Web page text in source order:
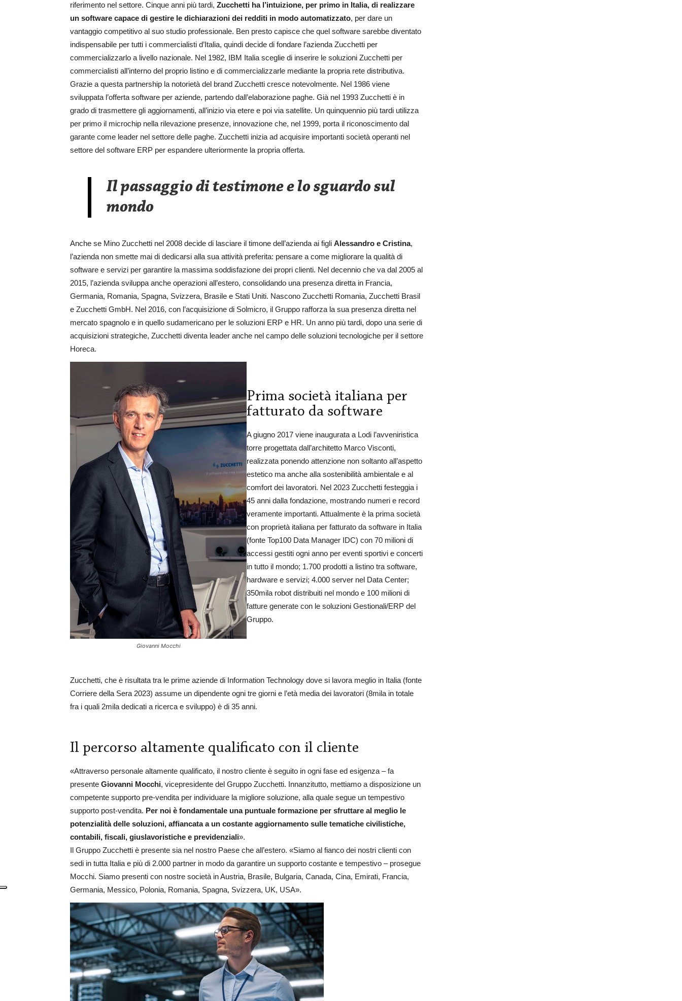
riferimento nel settore. Cinque anni più tardi, Zucchetti ha l’intuizione, per primo in Italia, di realizzare
un software capace di gestire le dichiarazioni dei redditi in modo automatizzato, per dare un
vantaggio competitivo al suo studio professionale. Ben presto capisce che quel software sarebbe diventato
indispensabile per tutti i commercialisti d’Italia, quindi decide di fondare l’azienda Zucchetti per
commercializzarlo a livello nazionale. Nel 1982, IBM Italia sceglie di inserire le soluzioni Zucchetti per
commercialisti all’interno del proprio listino e di commercializzarle mediante la propria rete distributiva.
Grazie a questa partnership la notorietà del brand Zucchetti cresce notevolmente. Nel 1986 viene
sviluppata l’offerta software per aziende, partendo dall’elaborazione paghe. Già nel 1993 Zucchetti è in
grado di trasmettere gli aggiornamenti, all’inizio via etere e poi via satellite. Un quinquennio più tardi utilizza
per primo il microchip nella rilevazione presenze, innovazione che, nel 1999, porta il riconoscimento dal
garante come leader nel settore delle paghe. Zucchetti inizia ad acquisire importanti società operanti nel
settore del software ERP per espandere ulteriormente la propria offerta.
Il passaggio di testimone e lo sguardo sul
mondo
Anche se Mino Zucchetti nel 2008 decide di lasciare il timone dell’azienda ai figli Alessandro e Cristina,
l’azienda non smette mai di dedicarsi alla sua attività preferita: pensare a come migliorare la qualità di
software e servizi per garantire la massima soddisfazione dei propri clienti. Nel decennio che va dal 2005 al
2015, l’azienda sviluppa anche operazioni all’estero, consolidando una presenza diretta in Francia,
Germania, Romania, Spagna, Svizzera, Brasile e Stati Uniti. Nascono Zucchetti Romania, Zucchetti Brasil
e Zucchetti GmbH. Nel 2016, con l’acquisizione di Solmicro, il Gruppo rafforza la sua presenza diretta nel
mercato spagnolo e in quello sudamericano per le soluzioni ERP e HR. Un anno più tardi, dopo una serie di
acquisizioni strategiche, Zucchetti diventa leader anche nel campo delle soluzioni tecnologiche per il settore
Horeca.
Giovanni Mocchi
Prima società italiana per
fatturato da software
A giugno 2017 viene inaugurata a Lodi l’avveniristica
torre progettata dall’architetto Marco Visconti,
realizzata ponendo attenzione non soltanto all’aspetto
estetico ma anche alla sostenibilità ambientale e al
comfort dei lavoratori. Nel 2023 Zucchetti festeggia i
45 anni dalla fondazione, mostrando numeri e record
veramente importanti. Attualmente è la prima società
con proprietà italiana per fatturato da software in Italia
(fonte Top100 Data Manager IDC) con 70 milioni di
accessi gestiti ogni anno per eventi sportivi e concerti
in tutto il mondo; 1.700 prodotti a listino tra software,
hardware e servizi; 4.000 server nel Data Center;
350mila robot distribuiti nel mondo e 100 milioni di
fatture generate con le soluzioni Gestionali/ERP del
Gruppo.
Zucchetti, che è risultata tra le prime aziende di Information Technology dove si lavora meglio in Italia (fonte
Corriere della Sera 2023) assume un dipendente ogni tre giorni e l’età media dei lavoratori (8mila in totale
fra i quali 2mila dedicati a ricerca e sviluppo) è di 35 anni.
Il percorso altamente qualificato con il cliente
«Attraverso personale altamente qualificato, il nostro cliente è seguito in ogni fase ed esigenza – fa
presente Giovanni Mocchi, vicepresidente del Gruppo Zucchetti. Innanzitutto, mettiamo a disposizione un
competente supporto pre-vendita per individuare la migliore soluzione, alla quale segue un tempestivo
supporto post-vendita. Per noi è fondamentale una puntuale formazione per sfruttare al meglio le
potenzialità delle soluzioni, affiancata a un costante aggiornamento sulle tematiche civilistiche,
contabili, fiscali, giuslavoristiche e previdenziali».
Il Gruppo Zucchetti è presente sia nel nostro Paese che all’estero. «Siamo al fianco dei nostri clienti con
sedi in tutta Italia e più di 2.000 partner in modo da garantire un supporto costante e tempestivo – prosegue
Mocchi. Siamo presenti con nostre società in Austria, Brasile, Bulgaria, Canada, Cina, Emirati, Francia,
Germania, Messico, Polonia, Romania, Spagna, Svizzera, UK, USA».